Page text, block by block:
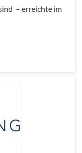
– erreichte im